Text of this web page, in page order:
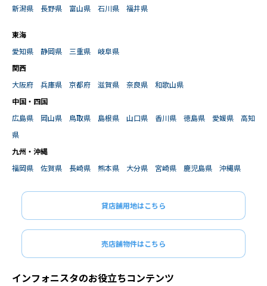
新潟県
長野県 富山県 石川県 福井県
東海
愛知県
静岡県 三重県
岐阜県
関西
大阪府
兵庫県 京都府 滋賀県 奈良県
和歌山県
中国・四国
広島県
岡山県 鳥取県 島根県 山口県 香川県 徳島県 愛媛県
高知
県
九州・沖縄
福岡県
佐賀県 長崎県 熊本県 大分県 宮崎県 鹿児島県 沖縄県
貸店舗用地はこちら
売店舗物件はこちら
インフォニスタのお役立ちコンテンツ